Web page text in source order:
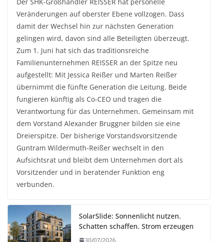
Veränderungen auf oberster Ebene vollzogen. Dass
damit der Wechsel hin zur nächsten Generation
gelingen wird, davon sind alle Beteiligten überzeugt.
Zum 1. Juni hat sich das traditionsreiche
Familienunternehmen REISSER an der Spitze neu
aufgestellt: Mit Jessica Reißer und Marten Reißer
übernimmt die fünfte Generation die Leitung. Beide
fungieren künftig als Co-CEO und tragen die
Verantwortung für das Unternehmen. Gemeinsam mit
dem Vorstand Alexander Bruggner bilden sie eine
Dreierspitze. Der bisherige Vorstandsvorsitzende
Guntram Wildermuth-Reißer wechselt in den
Aufsichtsrat und bleibt dem Unternehmen dort als
Vorsitzender und in beratender Funktion eng
verbunden.
SolarSlide: Sonnenlicht nutzen.
Schatten schaffen. Strom erzeugen
30/07/2026